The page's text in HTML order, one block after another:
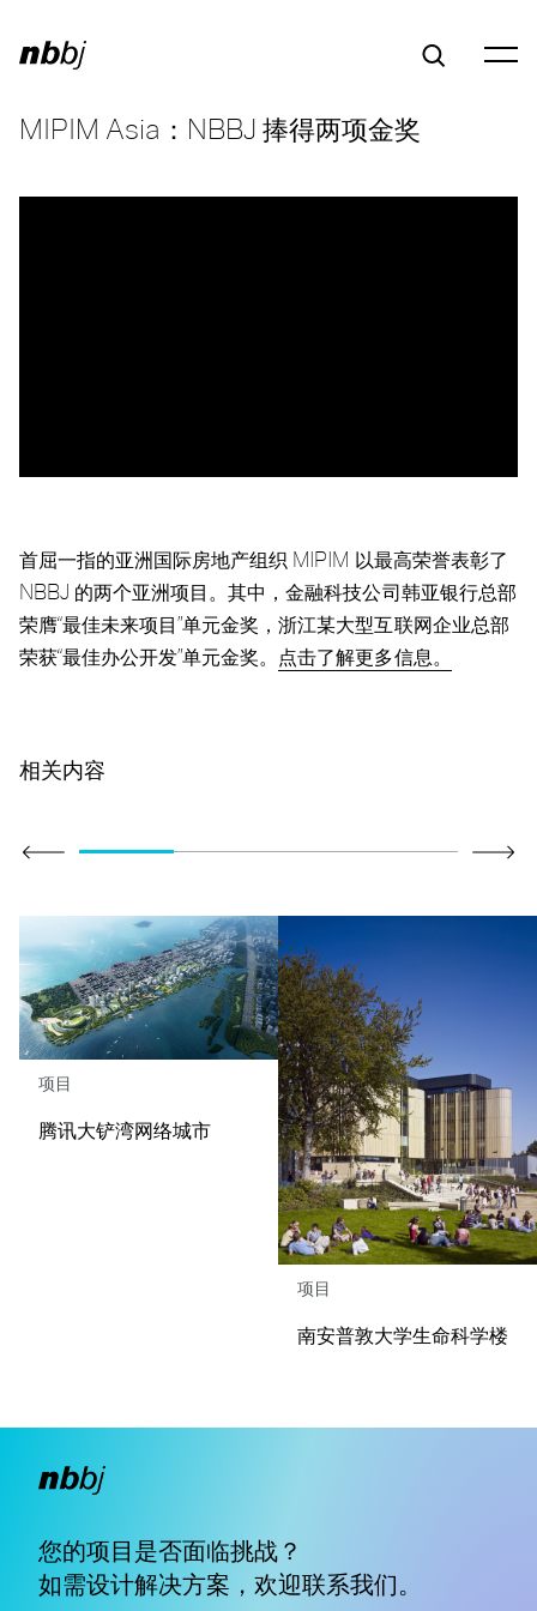
MIPIM Asia：NBBJ 捧得两项金奖
首屈一指的亚洲国际房地产组织 MIPIM 以最高荣誉表彰了
NBBJ 的两个亚洲项目。其中，金融科技公司韩亚银行总部
荣膺“最佳未来项目”单元金奖，浙江某大型互联网企业总部
荣获“最佳办公开发”单元金奖。 点击了解更多信息。
相关内容
项目
腾讯大铲湾网络城市
项目
南安普敦大学生命科学楼
您的项目是否面临挑战？
如需设计解决方案，欢迎联系我们。